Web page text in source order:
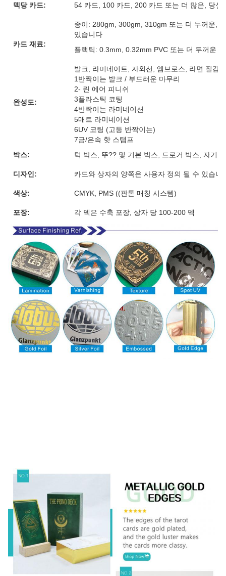
덱당 카드: 54 카드, 100 카드, 200 카드 또는 더 많은, 당신
카드 재료:
종이: 280gm, 300gm, 310gm 또는 더 두꺼운,
있습니다
플랙틱: 0.3mm, 0.32mm PVC 또는 더 두꺼운
완성도:
발크, 라미네이트, 자외선, 엠브로스, 라면 질감,
1반짝이는 발크 / 부드러운 마무리
2- 린 에어 피니쉬
3플라스틱 코팅
4반짝이는 라미네이션
5매트 라미네이션
6UV 코팅 (고등 반짝이는)
7금/은속 핫 스탬프
박스:
턱 박스, 뚜?? 및 기본 박스, 드로거 박스, 자기
디자인: 카드와 상자의 양쪽은 사용자 정의 될 수 있습니
색상: CMYK, PMS ((판톤 매칭 시스템)
포장: 각 덱은 수축 포장, 상자 당 100-200 덱